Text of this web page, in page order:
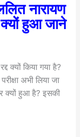
नारायण
क्यों हुआ जाने
क्यों किया गया है?
अभी लिया जा
क्यों हुआ है? इसकी